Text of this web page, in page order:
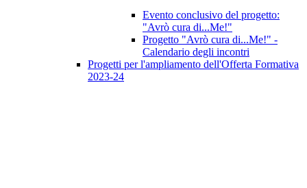
Evento conclusivo del progetto:
"Avrò cura di...Me!"
Progetto "Avrò cura di...Me!" -
Calendario degli incontri
Progetti per l'ampliamento dell'Offerta Formativa
2023-24